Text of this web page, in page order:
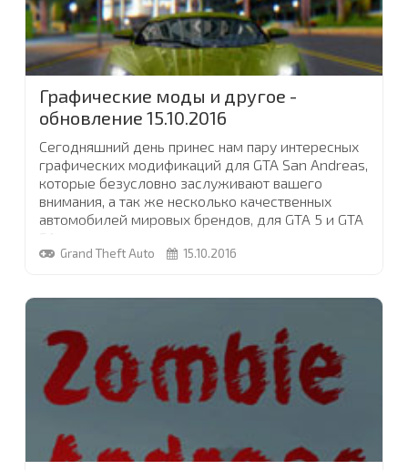
загляните...
Графические моды и другое -
обновление 15.10.2016
Сегодняшний день принес нам пару интересных
графических модификаций для GTA San Andreas,
которые безусловно заслуживают вашего
внимания, а так же несколько качественных
автомобилей мировых брендов, для GTA 5 и GTA
Grand Theft Auto 15.10.2016